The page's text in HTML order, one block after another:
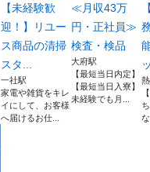
【未経験歓
迎！】リユー
ス商品の清掃
スタ...
一社駅
家電や雑貨をキレ
イにして、お客様
へ届けるお仕...
≪月収43万
円・正社員≫
検査・検品
大府駅
【最短当日内定】
【最短当日入寮】
未経験でも月...